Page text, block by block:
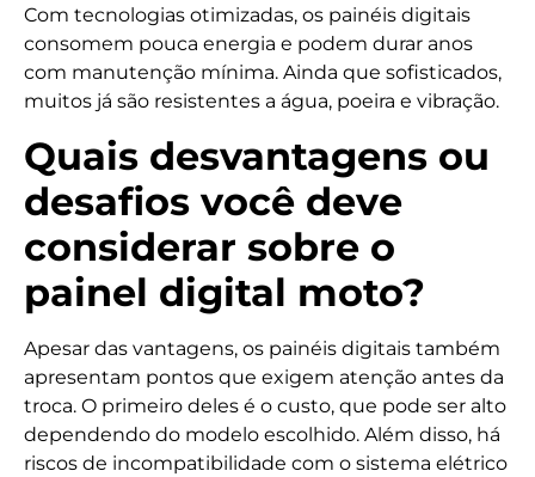
Com tecnologias otimizadas, os painéis digitais
consomem pouca energia e podem durar anos
com manutenção mínima. Ainda que sofisticados,
muitos já são resistentes a água, poeira e vibração.
Quais desvantagens ou
desafios você deve
considerar sobre o
painel digital moto?
Apesar das vantagens, os painéis digitais também
apresentam pontos que exigem atenção antes da
troca. O primeiro deles é o custo, que pode ser alto
dependendo do modelo escolhido. Além disso, há
riscos de incompatibilidade com o sistema elétrico